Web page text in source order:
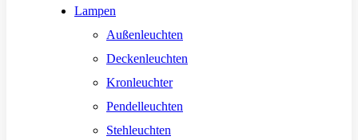
Lampen
Außenleuchten
Deckenleuchten
Kronleuchter
Pendelleuchten
Stehleuchten